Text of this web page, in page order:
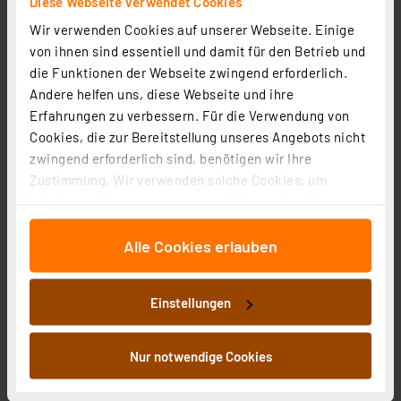
Wir verwenden Cookies auf unserer Webseite. Einige
von ihnen sind essentiell und damit für den Betrieb und
die Funktionen der Webseite zwingend erforderlich.
Andere helfen uns, diese Webseite und ihre
Erfahrungen zu verbessern. Für die Verwendung von
Cookies, die zur Bereitstellung unseres Angebots nicht
zwingend erforderlich sind, benötigen wir Ihre
Zustimmung. Wir verwenden solche Cookies, um
für soziale Medien anbieten zu können und die Zugriffe
auf unsere Website zu analysieren. Außerdem geben
an unsere Partner für soziale Medien, Werbung und
Analysen weiter. Unsere Partner führen diese
Informationen möglicherweise mit weiteren Daten
zusammen, die Sie ihnen bereitgestellt haben oder die
sie im Rahmen Ihrer Nutzung der Dienste gesammelt
Alle Cookies erlauben
Einstellungen
Nur notwendige Cookies
Homematic IP Wired Smart Home Glasdisplay – plus,
(5)